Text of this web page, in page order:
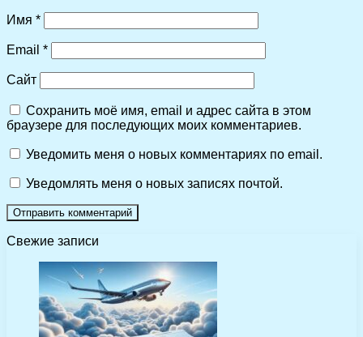
Имя *
Email *
Сайт
Сохранить моё имя, email и адрес сайта в этом
браузере для последующих моих комментариев.
Уведомить меня о новых комментариях по email.
Уведомлять меня о новых записях почтой.
Свежие записи